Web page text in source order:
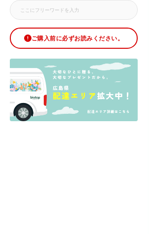
ご購入前に必ずお読みください。